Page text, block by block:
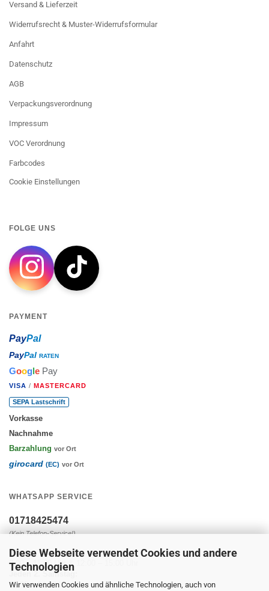
Diese Webseite verwendet Cookies und andere
Technologien
Wir verwenden Cookies und ähnliche Technologien, auch von
Versand & Lieferzeit
Widerrufsrecht & Muster-Widerrufsformular
Anfahrt
Datenschutz
AGB
Verpackungsverordnung
Impressum
VOC Verordnung
Farbcodes
Cookie Einstellungen
FOLGE UNS
PAYMENT
PayPal
PayPal RATEN
Google Pay
VISA / MASTERCARD
SEPA Lastschrift
Vorkasse
Nachnahme
Barzahlung vor Ort
girocard (EC) vor Ort
WHATSAPP SERVICE
01718425474
(Kein Telefon-Service!)
Montag - Freitag:
9:00 – 11:30 Uhr & 12:00 – 15:00 Uhr
Jeden 2. Samstag:
10:00 – 14:00 Uhr